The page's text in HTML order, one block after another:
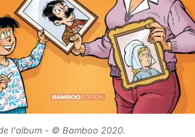
l'album - © Bamboo 2020.